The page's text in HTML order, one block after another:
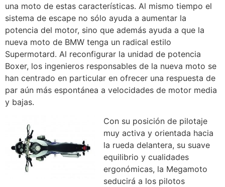
una moto de estas características. Al mismo tiempo el
sistema de escape no sólo ayuda a aumentar la
potencia del motor, sino que además ayuda a que la
nueva moto de BMW tenga un radical estilo
Supermotard. Al reconfigurar la unidad de potencia
Boxer, los ingenieros responsables de la nueva moto se
han centrado en particular en ofrecer una respuesta de
par aún más espontánea a velocidades de motor media
y bajas.
Con su posición de pilotaje
muy activa y orientada hacia
la rueda delantera, su suave
equilibrio y cualidades
ergonómicas, la Megamoto
seducirá a los pilotos